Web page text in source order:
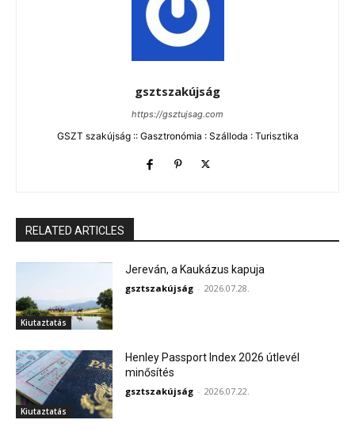
gsztszakújság
https://gsztujsag.com
GSZT szakújság :: Gasztronómia : Szálloda : Turisztika
RELATED ARTICLES
Kiutaztatás
Jereván, a Kaukázus kapuja
gsztszakújság - 2026.07.28.
Kiutaztatás
Henley Passport Index 2026 útlevél
minősítés
gsztszakújság - 2026.07.22.